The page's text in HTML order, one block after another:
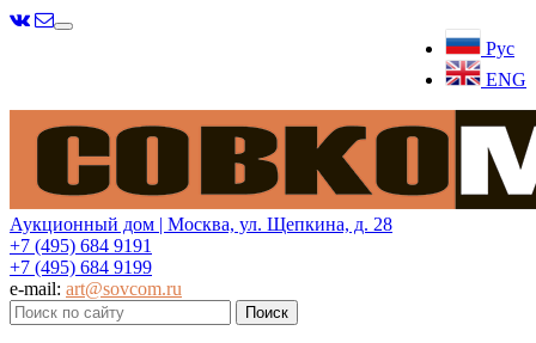
Рус
ENG
Меню
Аукционный дом | Москва, ул. Щепкина, д. 28
+7 (495) 684 9191
+7 (495) 684 9199
e-mail: art@sovcom.ru